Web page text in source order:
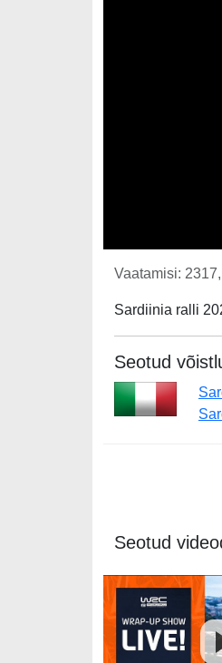
Vaatamisi:
Sardiinia ralli
Seotud
Seotud